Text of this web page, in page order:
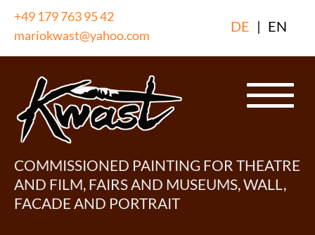
Skip
content
+49 179 763 95 42
mariokwast@yahoo.com
DE | EN
COMMISSIONED PAINTING FOR THEATRE
AND FILM, FAIRS AND MUSEUMS, WALL,
FACADE AND PORTRAIT